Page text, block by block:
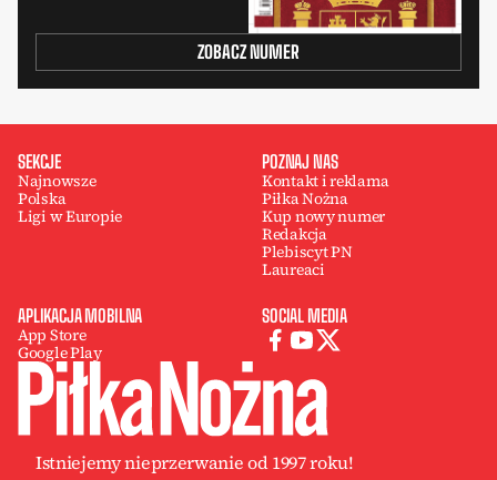
ZOBACZ NUMER
SEKCJE
Najnowsze
Polska
Ligi w Europie
POZNAJ NAS
Kontakt i reklama
Piłka Nożna
Kup nowy numer
Redakcja
Plebiscyt PN
Laureaci
APLIKACJA MOBILNA
App Store
Google Play
SOCIAL MEDIA
Istniejemy nieprzerwanie od 1997 roku!